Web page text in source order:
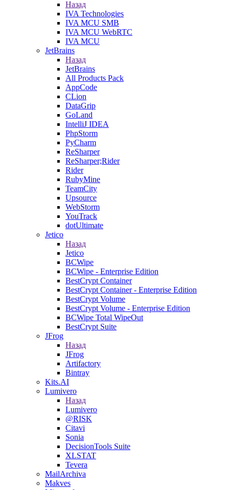
Назад
IVA Technologies
IVA MCU SMB
IVA MCU WebRTC
IVA MCU
JetBrains
Назад
JetBrains
All Products Pack
AppCode
CLion
DataGrip
GoLand
IntelliJ IDEA
PhpStorm
PyCharm
ReSharper
ReSharper;Rider
Rider
RubyMine
TeamCity
Upsource
WebStorm
YouTrack
dotUltimate
Jetico
Назад
Jetico
BCWipe
BCWipe - Enterprise Edition
BestCrypt Container
BestCrypt Container - Enterprise Edition
BestCrypt Volume
BestCrypt Volume - Enterprise Edition
BCWipe Total WipeOut
BestCrypt Suite
JFrog
Назад
JFrog
Artifactory
Bintray
Kits.AI
Lumivero
Назад
Lumivero
@RISK
Citavi
Sonia
DecisionTools Suite
XLSTAT
Tevera
MailArchiva
Makves